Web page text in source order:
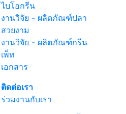
ไบโอกรีน
งานวิจัย - ผลิตภัณฑ์ปลา
สวยงาม
งานวิจัย - ผลิตภัณฑ์กรีน
เพ็ท
เอกสาร
ติดต่อเรา
ร่วมงานกับเรา